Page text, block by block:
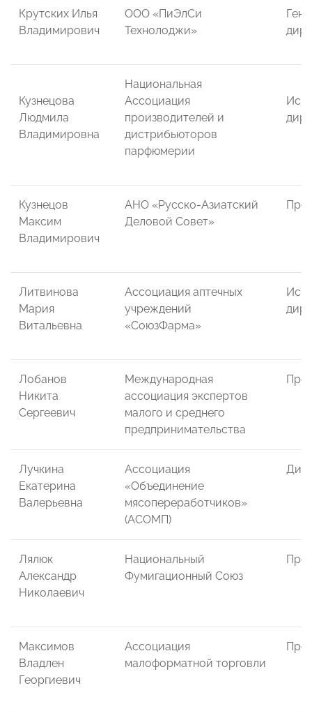
Крутских Илья
Владимирович
ООО «ПиЭлСи
Технолоджи»
Кузнецова
Людмила
Владимировна
Национальная
Ассоциация
производителей и
дистрибьюторов
парфюмерии
Кузнецов
Максим
Владимирович
АНО «Русско-Азиатский
Деловой Совет»
Литвинова
Мария
Витальевна
Ассоциация аптечных
учреждений
«СоюзФарма»
Лобанов
Никита
Сергеевич
Международная
ассоциация экспертов
малого и среднего
предпринимательства
Лучкина
Екатерина
Валерьевна
Ассоциация
«Объединение
мясопереработчиков»
(АСОМП)
Лялюк
Александр
Николаевич
Национальный
Фумигационный Союз
Максимов
Владлен
Георгиевич
Ассоциация
малоформатной торговли